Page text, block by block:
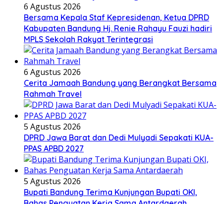
6 Agustus 2026
Bersama Kepala Staf Kepresidenan, Ketua DPRD
Kabupaten Bandung Hj. Renie Rahayu Fauzi hadiri
MPLS Sekolah Rakyat Terintegrasi
6 Agustus 2026
Cerita Jamaah Bandung yang Berangkat Bersama
Rahmah Travel
5 Agustus 2026
DPRD Jawa Barat dan Dedi Mulyadi Sepakati KUA-
PPAS APBD 2027
5 Agustus 2026
Bupati Bandung Terima Kunjungan Bupati OKI,